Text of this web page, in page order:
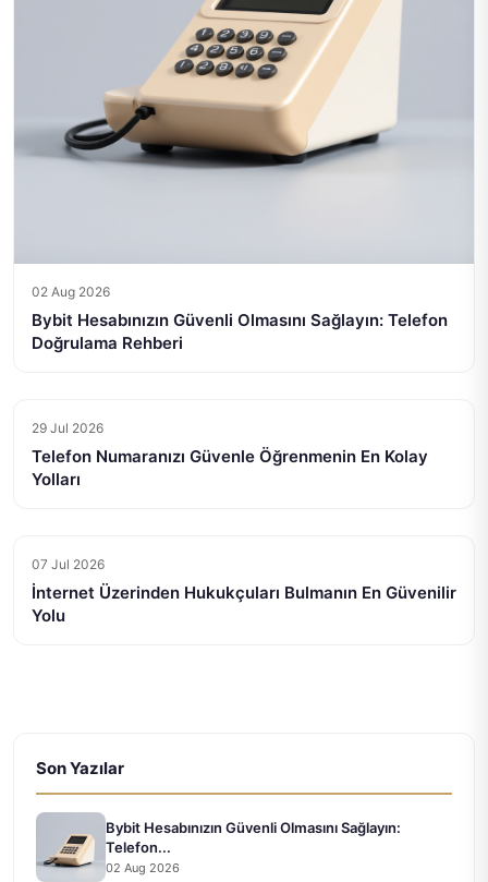
02 Aug 2026
Bybit Hesabınızın Güvenli Olmasını Sağlayın: Telefon
Doğrulama Rehberi
29 Jul 2026
Telefon Numaranızı Güvenle Öğrenmenin En Kolay
Yolları
07 Jul 2026
İnternet Üzerinden Hukukçuları Bulmanın En Güvenilir
Yolu
Son Yazılar
Bybit Hesabınızın Güvenli Olmasını Sağlayın:
Telefon...
02 Aug 2026